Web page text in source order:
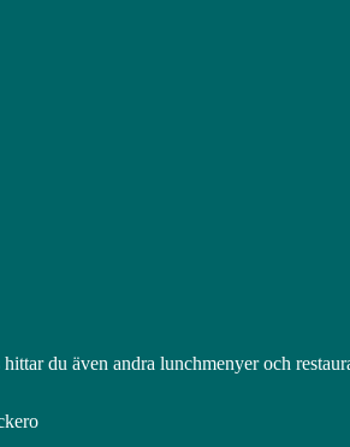
du även andra lunchmenyer och